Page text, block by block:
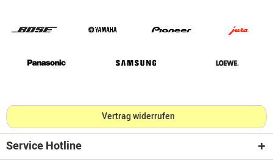
Vertrag widerrufen
Service Hotline